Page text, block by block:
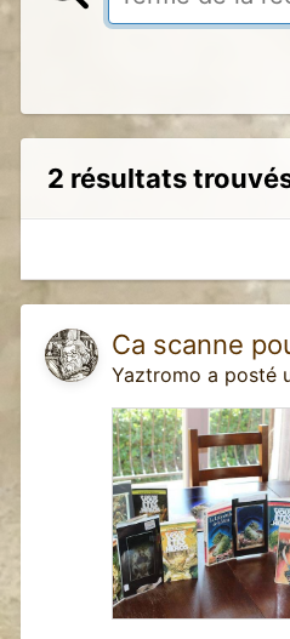
2 résultats
Ca scanne
Yaztromo a posté